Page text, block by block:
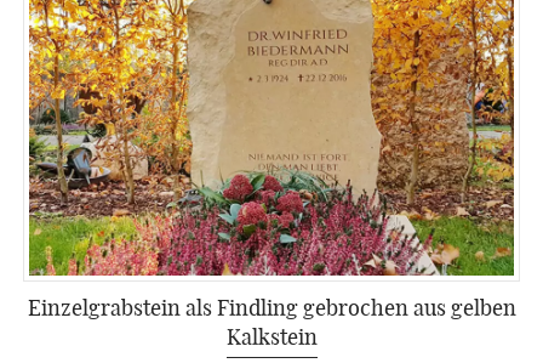
Einzelgrabstein als Findling gebrochen aus gelben
Kalkstein